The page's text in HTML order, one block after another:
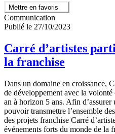
Mettre en favoris
Communication
Publié le 27/10/2023
Carré d’artistes
la franchise
Dans un domaine en croissance,
de développement avec la
an à horizon 5 ans. Afin d’assurer
pouvoir transmettre l’ensemble
des projets franchise Carré
événements forts du monde de la